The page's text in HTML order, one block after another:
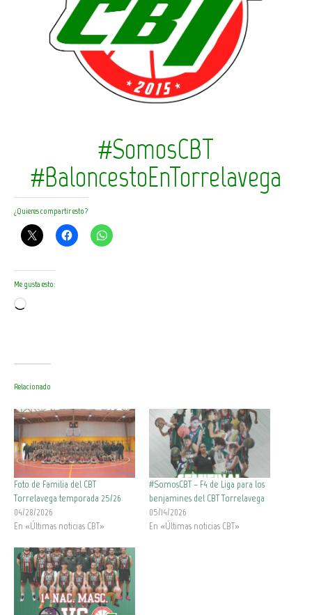
#SomosCBT
#BaloncestoEnTorrelavega
¿Quieres compartir esto?
Me gusta esto:
Cargando...
Relacionado
Foto de Familia del CBT
Torrelavega temporada 25/26
04/28/2026
En «Últimas noticias CBT»
#SomosCBT – F4 de Liga para los
benjamines del CBT Torrelavega
05/14/2026
En «Últimas noticias CBT»